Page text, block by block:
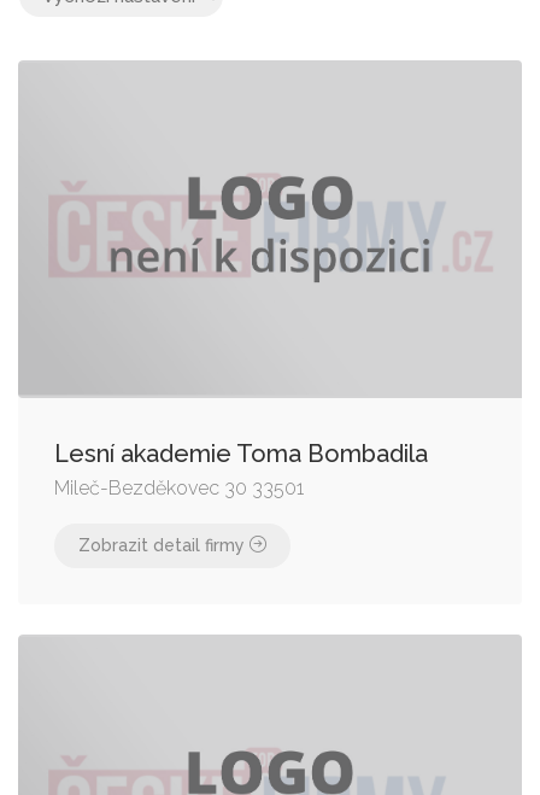
Lesní akademie Toma Bombadila
Mileč-Bezděkovec 30 33501
Zobrazit detail firmy